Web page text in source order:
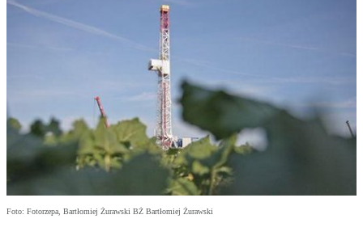
Foto: Fotorzepa, Bartłomiej Żurawski BŻ Bartłomiej Żurawski